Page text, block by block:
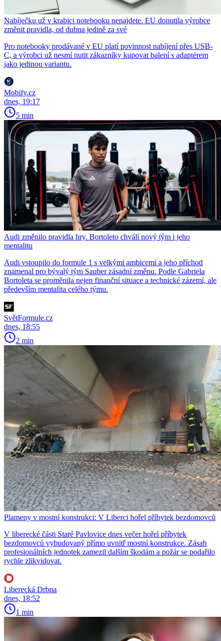
Nabíječku už v krabici notebooku nenajdete. EU donutila výrobce
změnit pravidla, od dubna jedině za své
Pro notebooky prodávané v EU platí povinnost nabíjení přes USB-
C, a výrobci už nesmí nutit zákazníky kupovat balení s adaptérem
jako jedinou variantu.
Mobify.cz
dnes, 19:17
5 min
Audi změnilo pravidla hry. Bortoleto chválí nový tým i jeho
mentalitu
Audi vstoupilo do formule 1 s velkými ambicemi a jeho příchod
znamenal pro bývalý tým Sauber zásadní změnu. Podle Gabriela
Bortoleta se proměnila nejen finanční situace a technické zázemí, ale
především mentalita celého týmu.
SvětFormule.cz
dnes, 18:55
2 min
Plameny v mostní konstrukci: V Liberci hořel příbytek bezdomovců
V liberecké části Staré Pavlovice dnes večer hořel příbytek
bezdomovců vybudovaný přímo uvnitř mostní konstrukce. Zásah
profesionálních jednotek zamezil dalším škodám a požár se podařilo
rychle zlikvidovat.
Liberecká Drbna
dnes, 18:52
1 min